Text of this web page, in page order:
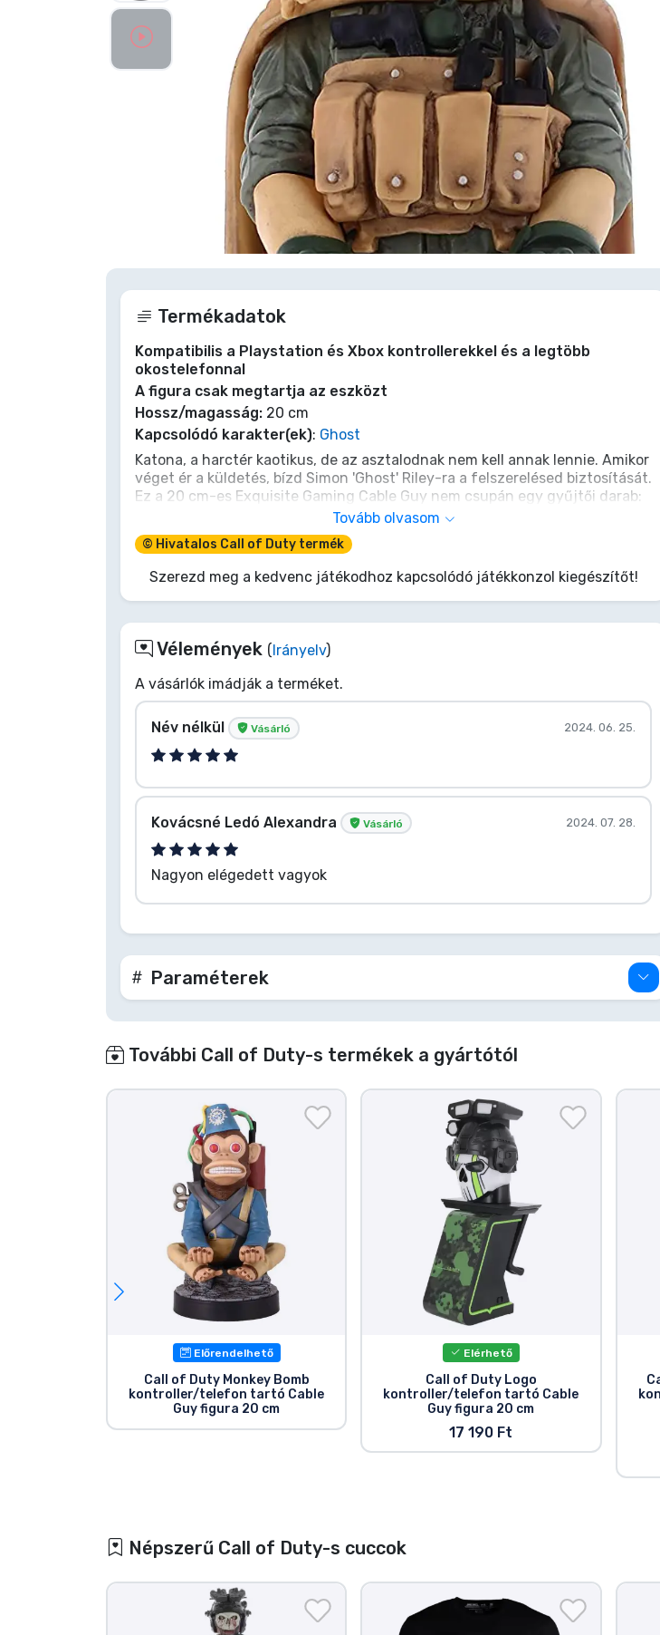
Nagyításhoz kattints duplán a képre
Termékadatok
Kompatibilis a Playstation és Xbox kontrollerekkel és a legtöbb
okostelefonnal
A figura csak megtartja az eszközt
Hossz/magasság: 20 cm
Kapcsolódó karakter(ek): Ghost
Katona, a harctér kaotikus, de az asztalodnak nem kell annak lennie. Amikor
véget ér a küldetés, bízd Simon 'Ghost' Riley-ra a felszerelésed biztosítását.
Ez a 20 cm-es Exquisite Gaming Cable Guy nem csupán egy gyűjtői darab:
a kontrollered vagy telefonod néma őrzője. A Task Force 141-re jellemző
szívóssággal készült Ghost készen áll, hogy tartsa a fegyverzeted, amíg te
újratöltesz. Nincs több elszabadult kábel, csak tiszta taktikai rend. Maradj
résen, újonc, és hagyd, hogy egy legenda fedezzen!
Tovább olvasom
© Hivatalos Call of Duty termék
Szerezd meg a kedvenc játékodhoz kapcsolódó játékkonzol kiegészítőt!
Vélemények ( Irányelv)
A vásárlók imádják a terméket.
Név nélkül Vásárló 2024. 06. 25.
Kovácsné Ledó Alexandra Vásárló 2024. 07. 28.
Nagyon elégedett vagyok
Paraméterek
További Call of Duty-s termékek a gyártótól
Előrendelhető
Call of Duty Monkey Bomb
kontroller/telefon tartó Cable
Guy figura 20 cm
Elérhető
Call of Duty Logo
kontroller/telefon tartó Cable
Guy figura 20 cm
17 190 Ft
Népszerű Call of Duty-s cuccok
Szállítás és fizetés
Sorozatos cuccok
Gamer cuccok
Sportos cuccok
Zenés cuccok
Terméktípusok